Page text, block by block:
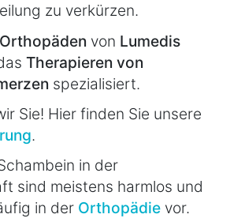
zu verkürzen.
Orthopäden von Lumedis
Therapieren von
spezialisiert.
Sie! Hier finden Sie unsere
.
in der
sind meistens harmlos und
in der Orthopädie vor.